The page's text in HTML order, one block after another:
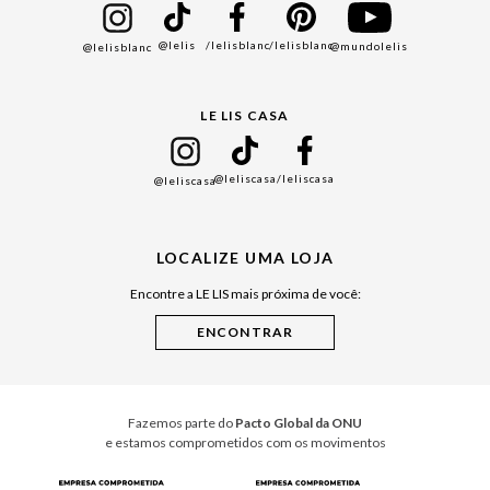
Black Friday
Cuidados Casa
@lelisblanc @lelis /lelisblanc/lelisblanc@mundolelis
LE LIS CASA
@leliscasa@leliscasa/leliscasa
LOCALIZE UMA LOJA
Encontre a LE LIS mais próxima de você:
Fazemos parte do Pacto Global da ONU
e estamos comprometidos com os movimentos